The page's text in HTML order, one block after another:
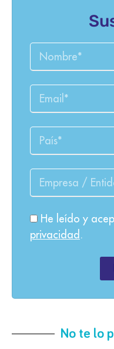
He leído y
privacidad .
No te lo